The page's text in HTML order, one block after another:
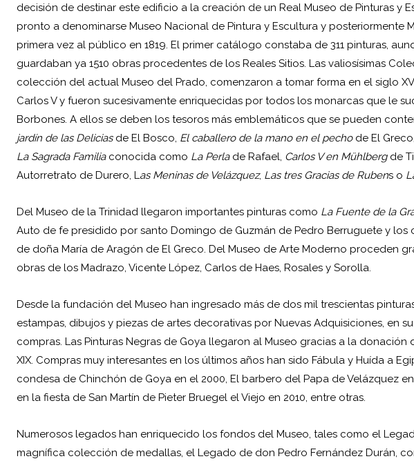
decisión de destinar este edificio a la creación de un Real Museo de Pinturas y
pronto a denominarse Museo Nacional de Pintura y Escultura y posteriormente
primera vez al público en 1819. El primer catálogo constaba de 311 pinturas,
guardaban ya 1510 obras procedentes de los Reales Sitios. Las valiosísimas
colección del actual Museo del Prado, comenzaron a tomar forma en el siglo
Carlos V y fueron sucesivamente enriquecidas por todos los monarcas que le
Borbones. A ellos se deben los tesoros más emblemáticos que se pueden
jardín de las Deliciasde El Bosco, El caballero de la mano en el pechode El Greco,
La Sagrada Familiaconocida como La Perlade Rafael, Carlos V en Mühlbergde
Autorretrato de Durero, Las Meninas de Velázquez, Las tres Gracias de Rubens o
Del Museo de la Trinidad llegaron importantes pinturas como La Fuente de la
Auto de fe presidido por santo Domingo de Guzmán de Pedro Berruguete y
de doña María de Aragón de El Greco. Del Museo de Arte Moderno proceden
obras de los Madrazo, Vicente López, Carlos de Haes, Rosales y Sorolla.
Desde la fundación del Museo han ingresado más de dos mil trescientas
estampas, dibujos y piezas de artes decorativas por Nuevas Adquisiciones, en
compras. Las Pinturas Negras de Goya llegaron al Museo gracias a la donación
XIX. Compras muy interesantes en los últimos años han sido Fábula y Huída a
condesa de Chinchón de Goya en el 2000, El barbero del Papa de Velázquez
en la fiesta de San Martín de Pieter Bruegel el Viejo en 2010, entre otras.
Numerosos legados han enriquecido los fondos del Museo, tales como el
magnífica colección de medallas, el Legado de don Pedro Fernández Durán,